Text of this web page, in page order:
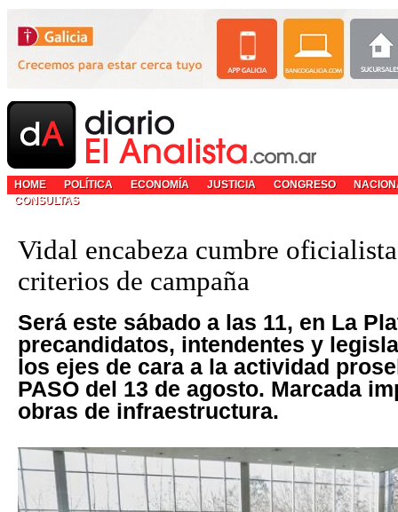
HOME POLÍTICA ECONOMÍA JUSTICIA CONGRESO
CONSULTAS
Vidal encabeza cumbre
criterios de campaña
Será este sábado a las 11, en La
precandidatos, intendentes y
los ejes de cara a la actividad
PASO del 13 de agosto. Marcada
obras de infraestructura.